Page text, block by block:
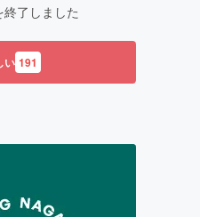
終了しました
い 191